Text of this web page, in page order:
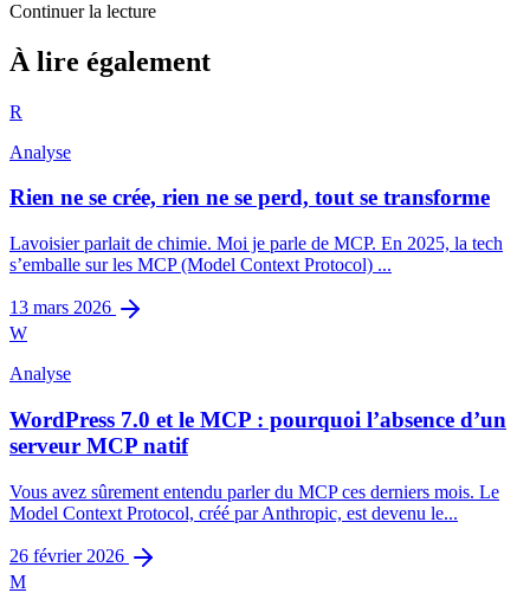
Continuer la lecture
À lire également
R
Analyse
Rien ne se crée, rien ne se perd, tout se transforme
Lavoisier parlait de chimie. Moi je parle de MCP. En 2025, la tech
s’emballe sur les MCP (Model Context Protocol) ...
13 mars 2026
W
Analyse
WordPress 7.0 et le MCP : pourquoi l’absence d’un
serveur MCP natif
Vous avez sûrement entendu parler du MCP ces derniers mois. Le
Model Context Protocol, créé par Anthropic, est devenu le...
26 février 2026
M